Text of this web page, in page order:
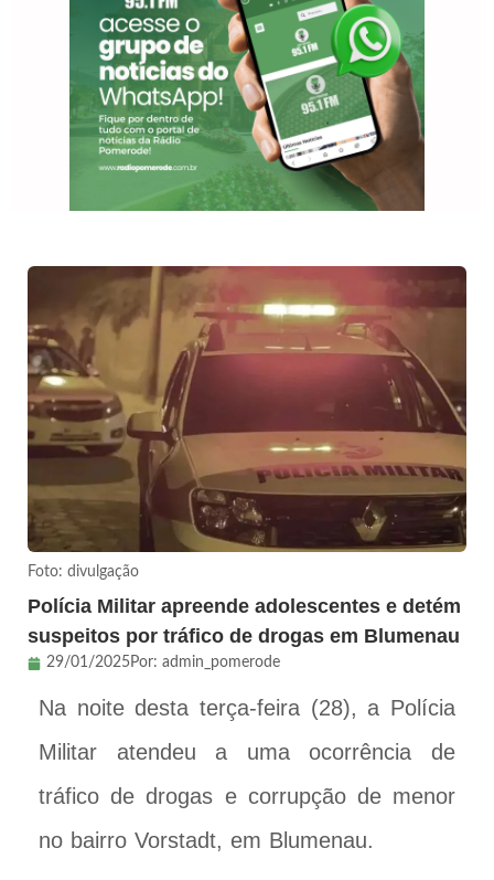
Foto: divulgação
Polícia Militar apreende adolescentes e detém
suspeitos por tráfico de drogas em Blumenau
29/01/2025Por: admin_pomerode
Na noite desta terça-feira (28), a Polícia
Militar atendeu a uma ocorrência de
tráfico de drogas e corrupção de menor
no bairro Vorstadt, em Blumenau.